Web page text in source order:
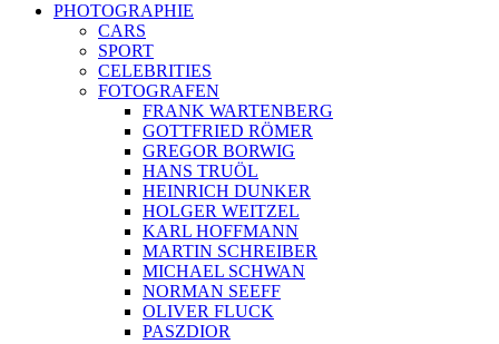
PHOTOGRAPHIE
CARS
SPORT
CELEBRITIES
FOTOGRAFEN
FRANK WARTENBERG
GOTTFRIED RÖMER
GREGOR BORWIG
HANS TRUÖL
HEINRICH DUNKER
HOLGER WEITZEL
KARL HOFFMANN
MARTIN SCHREIBER
MICHAEL SCHWAN
NORMAN SEEFF
OLIVER FLUCK
PASZDIOR